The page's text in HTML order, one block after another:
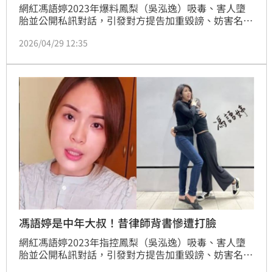
網紅馮語婷2023年爆料鳳梨（吳泓逸）吸毒、害人墮
胎並公開私訊對話，引發對方提告加重毀謗、妨害名譽
婷」帳號實為高姓男子操作，判處拘役50日、緩刑2
拘役50日。隨著真相曝光，網紅陳沂再度發聲，直指自
己早在2024年5月直播就已拆穿內幕，如今「法院認
證」也讓整起事件全面翻車。
2026/04/29 12:35
馮語婷是中年大叔！昔律師背書慘遭打臉
網紅馮語婷2023年指控鳳梨（吳泓逸）吸毒、害人墮
胎並公開私訊對話，引發對方提告加重毀謗、妨害名譽